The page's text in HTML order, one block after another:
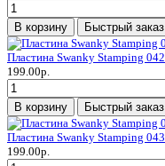
В корзину Быстрый заказ
Пластина Swanky Stamping 042
199.00р.
В корзину Быстрый заказ
Пластина Swanky Stamping 043
199.00р.